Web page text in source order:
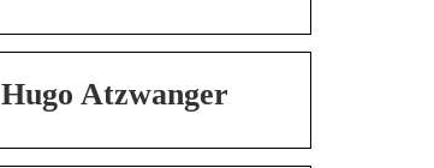
Hugo Atzwanger